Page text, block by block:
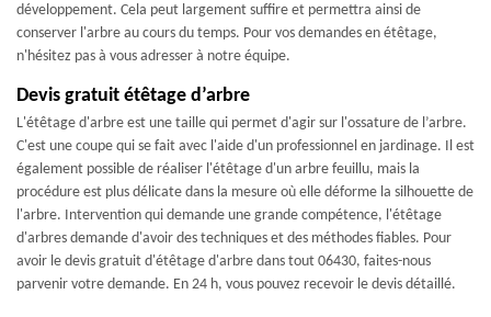
développement. Cela peut largement suffire et permettra ainsi de
conserver l'arbre au cours du temps. Pour vos demandes en étêtage,
n'hésitez pas à vous adresser à notre équipe.
Devis gratuit étêtage d’arbre
L'étêtage d'arbre est une taille qui permet d'agir sur l'ossature de l’arbre.
C'est une coupe qui se fait avec l'aide d'un professionnel en jardinage. Il est
également possible de réaliser l'étêtage d'un arbre feuillu, mais la
procédure est plus délicate dans la mesure où elle déforme la silhouette de
l'arbre. Intervention qui demande une grande compétence, l'étêtage
d'arbres demande d'avoir des techniques et des méthodes fiables. Pour
avoir le devis gratuit d'étêtage d'arbre dans tout 06430, faites-nous
parvenir votre demande. En 24 h, vous pouvez recevoir le devis détaillé.